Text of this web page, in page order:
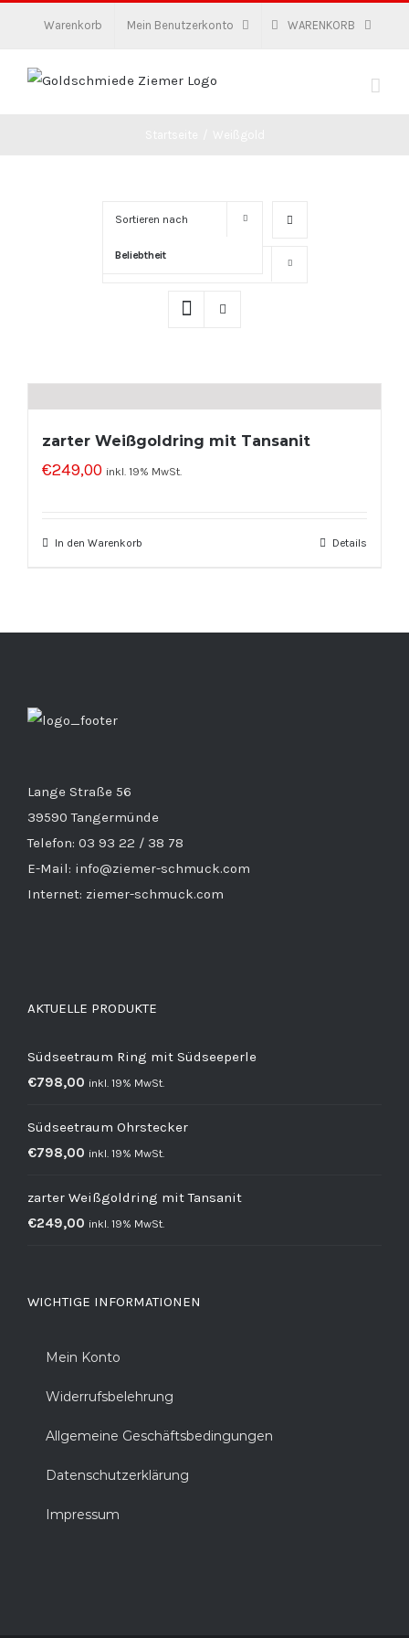
Warenkorb Mein Benutzerkonto WARENKORB
Sortieren nach
Beliebtheit
zarter Weißgoldring mit Tansanit
€249,00 inkl. 19% MwSt.
In den Warenkorb Details
Lange Straße 56
39590 Tangermünde
Telefon: 03 93 22 / 38 78
E-Mail: info@ziemer-schmuck.com
Internet: ziemer-schmuck.com
AKTUELLE PRODUKTE
Südseetraum Ring mit Südseeperle
€798,00 inkl. 19% MwSt.
Südseetraum Ohrstecker
€798,00 inkl. 19% MwSt.
zarter Weißgoldring mit Tansanit
€249,00 inkl. 19% MwSt.
WICHTIGE INFORMATIONEN
Mein Konto
Widerrufsbelehrung
Allgemeine Geschäftsbedingungen
Datenschutzerklärung
Impressum